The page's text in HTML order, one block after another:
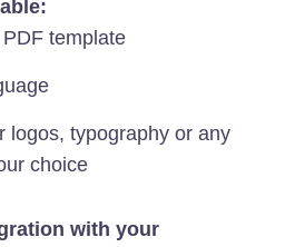
template
logos, typography or any
choice
with your